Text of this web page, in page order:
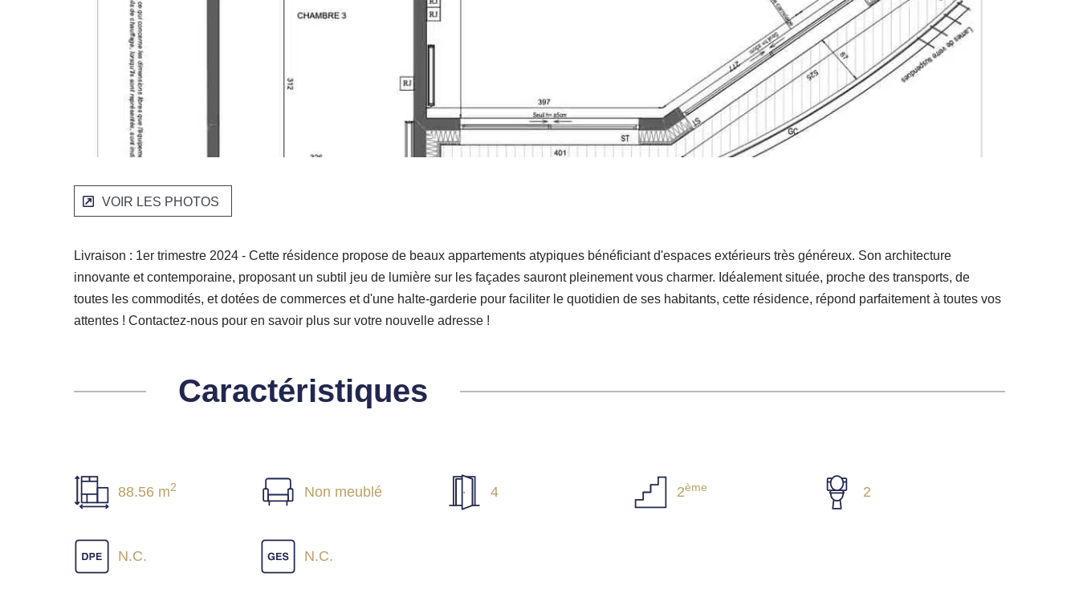
VOIR LES PHOTOS
Livraison : 1er trimestre 2024 - Cette résidence propose de beaux appartements atypiques bénéficiant d'espaces extérieurs très généreux. Son architecture
innovante et contemporaine, proposant un subtil jeu de lumière sur les façades sauront pleinement vous charmer. Idéalement située, proche des transports, de
toutes les commodités, et dotées de commerces et d'une halte-garderie pour faciliter le quotidien de ses habitants, cette résidence, répond parfaitement à toutes vos
attentes ! Contactez-nous pour en savoir plus sur votre nouvelle adresse !
Caractéristiques
88.56 m2 Non meublé 4 2ème 2
N.C. N.C.